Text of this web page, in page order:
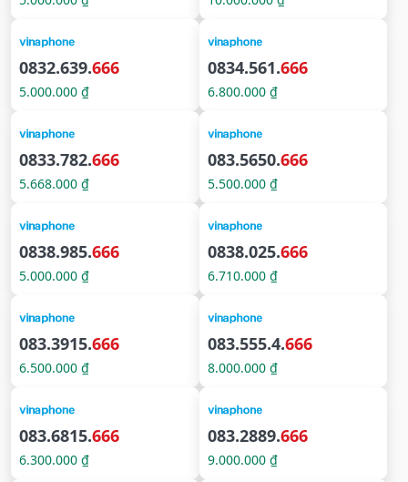
0832.639.666
5.000.000 ₫
0834.561.666
6.800.000 ₫
0833.782.666
5.668.000 ₫
083.5650.666
5.500.000 ₫
0838.985.666
5.000.000 ₫
0838.025.666
6.710.000 ₫
083.3915.666
6.500.000 ₫
083.555.4.666
8.000.000 ₫
083.6815.666
6.300.000 ₫
083.2889.666
9.000.000 ₫